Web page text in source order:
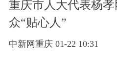
重庆市人大代表杨
众“贴心人”
中新网重庆 01-22 10:31